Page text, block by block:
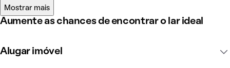
Mostrar mais
Aumente as chances de encontrar o lar ideal
Alugar imóvel